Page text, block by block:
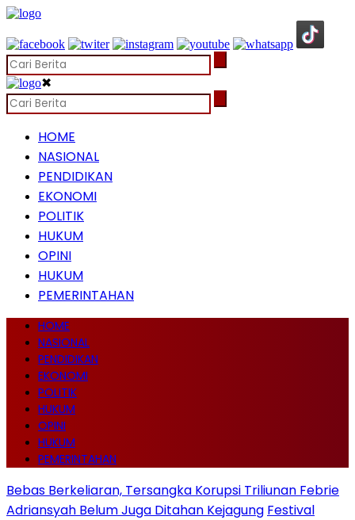
✖
HOME
NASIONAL
PENDIDIKAN
EKONOMI
POLITIK
HUKUM
OPINI
HUKUM
PEMERINTAHAN
HOME
NASIONAL
PENDIDIKAN
EKONOMI
POLITIK
HUKUM
OPINI
HUKUM
PEMERINTAHAN
Bebas Berkeliaran, Tersangka Korupsi Triliunan Febrie
Adriansyah Belum Juga Ditahan Kejagung Festival